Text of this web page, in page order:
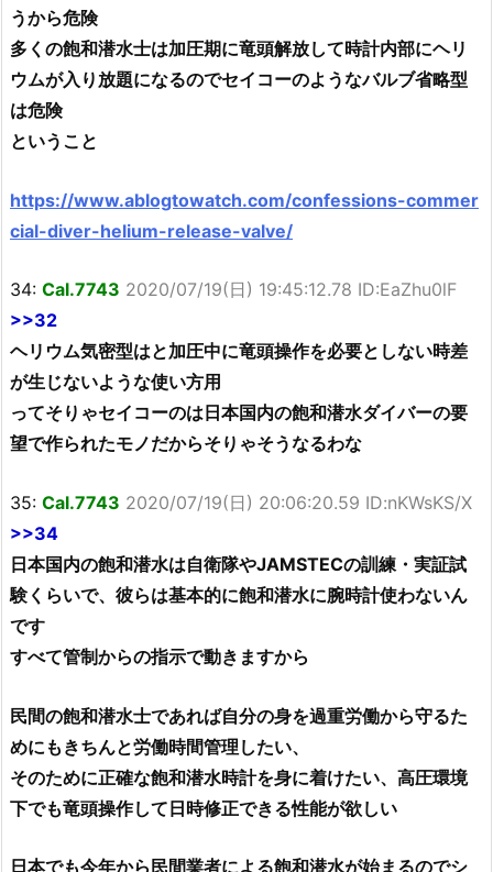
うから危険
多くの飽和潜水士は加圧期に竜頭解放して時計内部にヘリ
ウムが入り放題になるのでセイコーのようなバルブ省略型
は危険
ということ
https://www.ablogtowatch.com/confessions-commer
cial-diver-helium-release-valve/
34: Cal.7743 2020/07/19(日) 19:45:12.78 ID:EaZhu0lF
>>32
ヘリウム気密型はと加圧中に竜頭操作を必要としない時差
が生じないような使い方用
ってそりゃセイコーのは日本国内の飽和潜水ダイバーの要
望で作られたモノだからそりゃそうなるわな
35: Cal.7743 2020/07/19(日) 20:06:20.59 ID:nKWsKS/X
>>34
日本国内の飽和潜水は自衛隊やJAMSTECの訓練・実証試
験くらいで、彼らは基本的に飽和潜水に腕時計使わないん
です
すべて管制からの指示で動きますから
民間の飽和潜水士であれば自分の身を過重労働から守るた
めにもきちんと労働時間管理したい、
そのために正確な飽和潜水時計を身に着けたい、高圧環境
下でも竜頭操作して日時修正できる性能が欲しい
日本でも今年から民間業者による飽和潜水が始まるのでシ